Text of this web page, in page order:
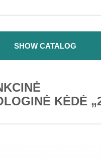
SHOW CATALOG
KĖDĖ